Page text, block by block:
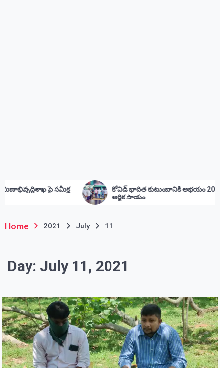
పై సమీక్ష
కోవిడ్ భాదిత కుటుంబానికి అభయం 20000
ఆర్థిక సాయం
Home 2021 July 11
Day: July 11, 2021